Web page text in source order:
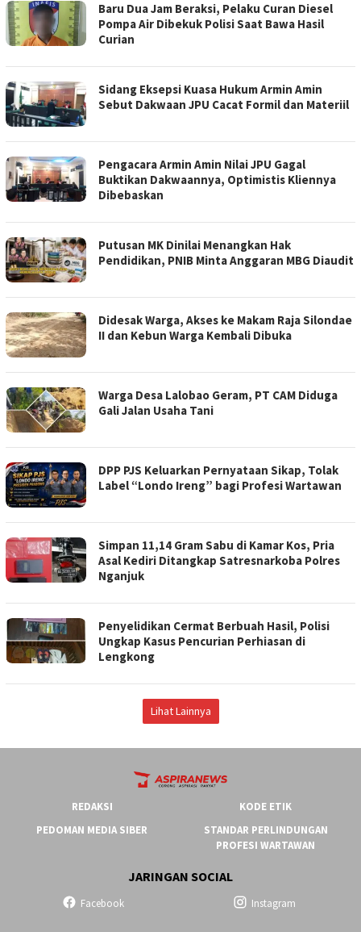
Baru Dua Jam Beraksi, Pelaku Curan Diesel
Pompa Air Dibekuk Polisi Saat Bawa Hasil
Curian
‎Sidang Eksepsi Kuasa Hukum Armin Amin
Sebut Dakwaan JPU Cacat Formil dan Materiil
‎Pengacara Armin Amin Nilai JPU Gagal
Buktikan Dakwaannya, Optimistis Kliennya
Dibebaskan
Putusan MK Dinilai Menangkan Hak
Pendidikan, PNIB Minta Anggaran MBG Diaudit
Didesak Warga, Akses ke Makam Raja Silondae
II dan Kebun Warga Kembali Dibuka
Warga Desa Lalobao Geram, PT CAM Diduga
Gali Jalan Usaha Tani
DPP PJS Keluarkan Pernyataan Sikap, Tolak
Label “Londo Ireng” bagi Profesi Wartawan
Simpan 11,14 Gram Sabu di Kamar Kos, Pria
Asal Kediri Ditangkap Satresnarkoba Polres
Nganjuk
Penyelidikan Cermat Berbuah Hasil, Polisi
Ungkap Kasus Pencurian Perhiasan di
Lengkong
Lihat Lainnya
REDAKSI
KODE ETIK
PEDOMAN MEDIA SIBER
STANDAR PERLINDUNGAN
PROFESI WARTAWAN
JARINGAN SOCIAL
Facebook Instagram